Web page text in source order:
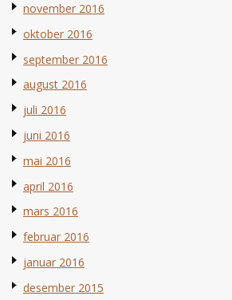
november 2016
oktober 2016
september 2016
august 2016
juli 2016
juni 2016
mai 2016
april 2016
mars 2016
februar 2016
januar 2016
desember 2015